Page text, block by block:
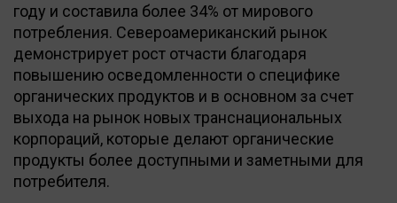
году и составила более 34% от мирового
потребления. Североамериканский рынок
демонстрирует рост отчасти благодаря
повышению осведомленности о специфике
органических продуктов и в основном за счет
выхода на рынок новых транснациональных
корпораций, которые делают органические
продукты более доступными и заметными для
потребителя.